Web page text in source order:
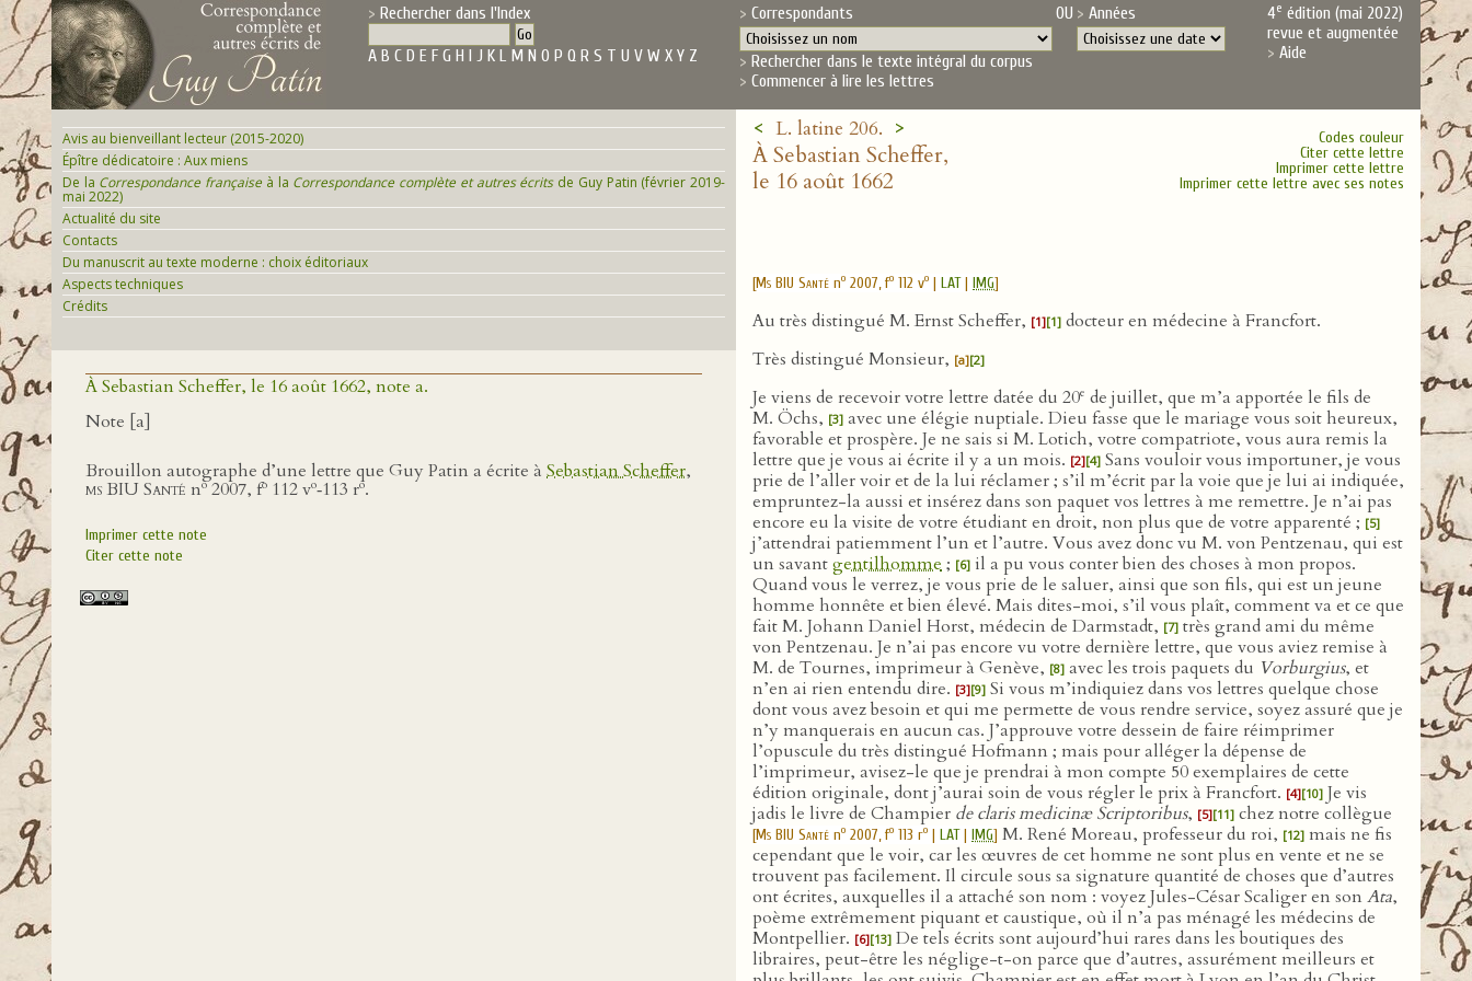
Rechercher dans l'Index
A B C D E F G H I J K L M N O P Q R S T U V W X Y Z
Correspondants OU Années
Rechercher dans le texte intégral du corpus
Commencer à lire les lettres
4e édition (mai 2022)
revue et augmentée
Aide